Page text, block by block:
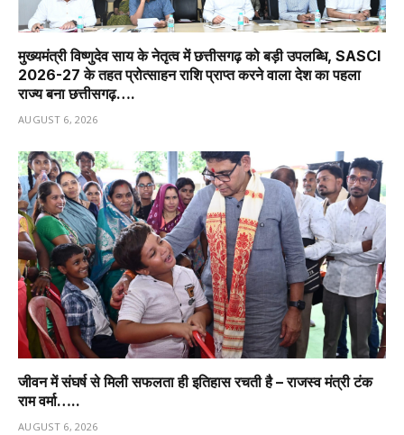
मुख्यमंत्री विष्णुदेव साय के नेतृत्व में छत्तीसगढ़ को बड़ी उपलब्धि, SASCI
2026-27 के तहत प्रोत्साहन राशि प्राप्त करने वाला देश का पहला
राज्य बना छत्तीसगढ़….
AUGUST 6, 2026
जीवन में संघर्ष से मिली सफलता ही इतिहास रचती है – राजस्व मंत्री टंक
राम वर्मा…..
AUGUST 6, 2026